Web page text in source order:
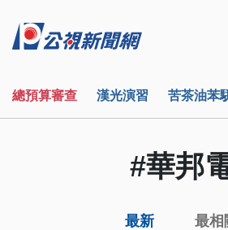
總預算審查 漢光演習 苦茶油苯
#華邦
最新 最相